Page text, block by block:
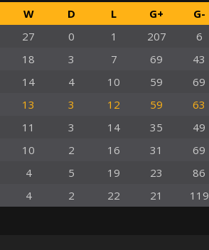
W D L G+ G-
27 0 1 207 6
18 3 7 69 43
14 4 10 59 69
13 3 12 59 63
11 3 14 35 49
10 2 16 31 69
4 5 19 23 86
4 2 22 21 119